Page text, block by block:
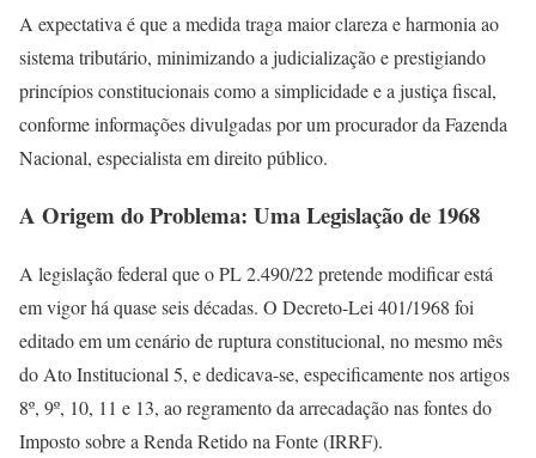
A expectativa é que a medida traga maior clareza e harmonia ao
sistema tributário, minimizando a judicialização e prestigiando
princípios constitucionais como a simplicidade e a justiça fiscal,
conforme informações divulgadas por um procurador da Fazenda
Nacional, especialista em direito público.
A Origem do Problema: Uma Legislação de 1968
A legislação federal que o PL 2.490/22 pretende modificar está
em vigor há quase seis décadas. O Decreto-Lei 401/1968 foi
editado em um cenário de ruptura constitucional, no mesmo mês
do Ato Institucional 5, e dedicava-se, especificamente nos artigos
8º, 9º, 10, 11 e 13, ao regramento da arrecadação nas fontes do
Imposto sobre a Renda Retido na Fonte (IRRF).